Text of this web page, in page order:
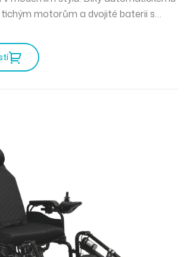
tichým motorům a dvojité baterii s
Lehká hliníková konstrukce,
brzdový systém
a maximální pohodlí při každé jízdě.